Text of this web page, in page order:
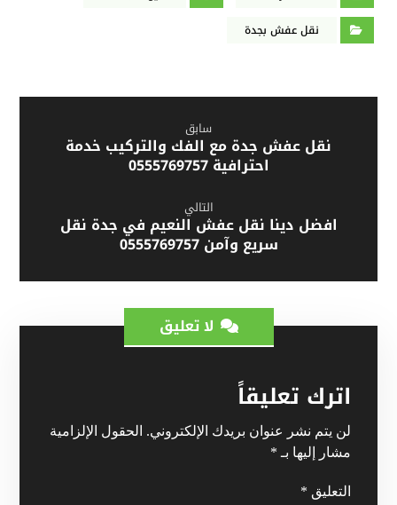
نقل عفش بجدة
سابق
نقل عفش جدة مع الفك والتركيب خدمة
احترافية 0555769757
التالي
افضل دينا نقل عفش النعيم في جدة نقل
سريع وآمن 0555769757
لا تعليق
اترك تعليقاً
لن يتم نشر عنوان بريدك الإلكتروني. الحقول الإلزامية
مشار إليها بـ *
التعليق *